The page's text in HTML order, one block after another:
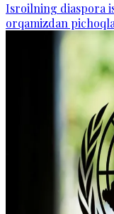
Isroilning diaspora
orqamizdan